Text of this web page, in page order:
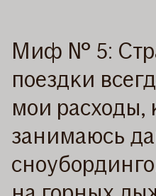
Миф № 5:
поездки
мои расходы,
занимаюсь